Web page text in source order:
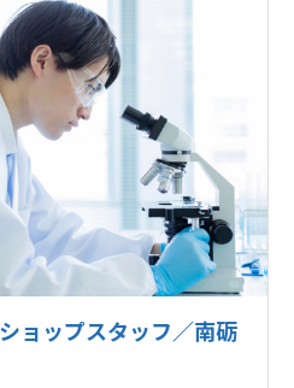
ョップスタッフ／南砺